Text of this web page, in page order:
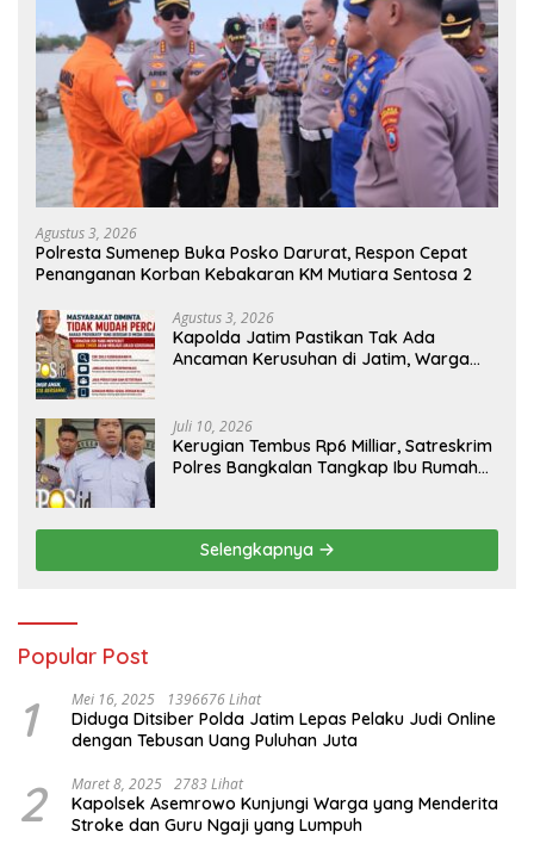
Agustus 3, 2026
Polresta Sumenep Buka Posko Darurat, Respon Cepat
Penanganan Korban Kebakaran KM Mutiara Sentosa 2
Agustus 3, 2026
Kapolda Jatim Pastikan Tak Ada
Ancaman Kerusuhan di Jatim, Warga
Juli 10, 2026
Kerugian Tembus Rp6 Milliar, Satreskrim
Polres Bangkalan Tangkap Ibu Rumah
Selengkapnya
Popular Post
1 Mei 16, 2025 1396676 Lihat
Diduga Ditsiber Polda Jatim Lepas Pelaku Judi Online
dengan Tebusan Uang Puluhan Juta
2 Maret 8, 2025 2783 Lihat
Kapolsek Asemrowo Kunjungi Warga yang Menderita
Stroke dan Guru Ngaji yang Lumpuh